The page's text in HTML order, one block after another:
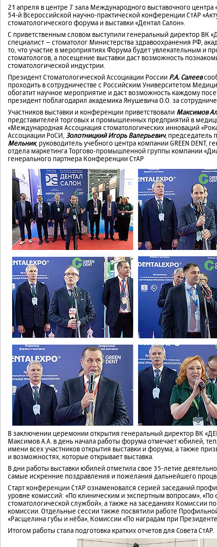
21 апреля в центре 7 зала Международного выставочного
54-й Всероссийской научно-практической конференции СтАР
стоматологического форума и выставки «Дентал Салон».
С приветственным словом выступили генеральный директор ВК
специалист – стоматолог Министерства здравоохранения РФ,
то, что участие в мероприятиях Форума будет увлекательным и
стоматологов, а посещение выставки даст возможность
стоматологической индустрии.
Президент Стоматологической Ассоциации России Р.А. Салеев
проходить в сотрудничестве с Российским Университетом
обогатит научное мероприятие и даст возможность каждому
президент поблагодарил академика Янушевича О.О. за
Участников выставки и конференции приветствовали Максимов
представителей торговых и промышленных предприятий в
«Международная Ассоциация стоматологических инноваций
Ассоциации РоСИ, Золотницкий Игорь Валерьевич, председатель
Мельник, руководитель учебного центра компании GREEN DENT,
отдела маркетинга Торгово-промышленной группы компании
генерального партнера Конференции СтАР
В заключении церемонии открытия генеральный директор ВК
Максимов А.А. в день начала работы форума отмечает юбилей,
имени всех участников открытия выставки и форума, а также
и возможностях, которые открывает выставка.
В дни работы выставки юбилей отметила свое 35-летие
самые искренние поздравления и пожелания дальнейшего
Старт конференции СтАР ознаменовался серией заседаний
уровне комиссий: «По клиническим и экспертным вопросам»,
стоматологической службой», а также на заседаниях Комиссии
комиссии. Отдельные сессии также посвятили работе
«Расщелина губы и нёба», Комиссии «По наградам при
Итогом работы стала подготовка кратких отчетов для Совета СтАР.